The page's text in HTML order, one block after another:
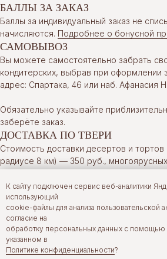
БАЛЛЫ ЗА ЗАКАЗ
Баллы за индивидуальный заказ не
начисляются. Подробнее о бонусной
САМОВЫВОЗ
Вы можете самостоятельно забрать
кондитерских, выбрав при оформлении
адрес: Спартака, 46 или наб. Афанасия
Обязательно указывайте
заберёте заказ.
ДОСТАВКА ПО ТВЕРИ
Стоимость доставки десертов и тортов
радиусе 8 км) — 350 руб.,
Стоимость доставки в отдалённые
менеджер при подтверждении заказа.
Доставка в нерабочее время возможна
договорённости, стоимость — от 400
К сайту подключен сервис веб-аналитики
использующий
cookie-файлы для анализа пользовательской
согласие на
обработку персональных данных с помощью
указанном в
Политике конфиденциальности?